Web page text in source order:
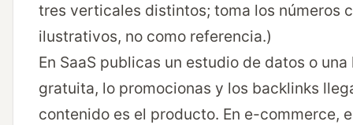
tres verticales distintos; toma los números
ilustrativos, no como referencia.)
En SaaS publicas un estudio de datos o
gratuita, lo promocionas y los backlinks
contenido es el producto. En e-commerce,